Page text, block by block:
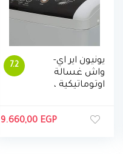
7.2
يونيون اير اي-
واش غسالة
اوتوماتيكية ،
9.660,00 EGP